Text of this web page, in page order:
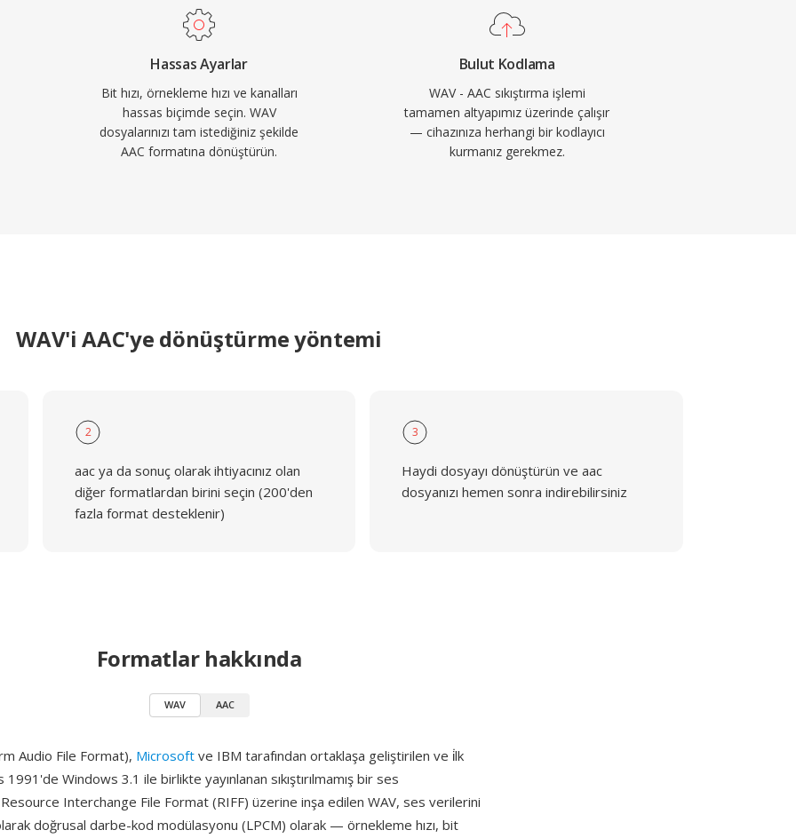
Üçüncü olarak,
oynatıcının AAC
işlemesini sağlar.
Hassas Ayarlar
Bit hızı, örnekleme hızı ve kanalları
hassas biçimde seçin. WAV
dosyalarınızı tam istediğiniz şekilde
AAC formatına dönüştürün.
Bulut Kodlama
WAV - AAC sıkıştırma işlemi
tamamen altyapımız üzerinde çalışır
— cihazınıza herhangi bir kodlayıcı
kurmanız gerekmez.
WAV'i AAC'ye dönüştürme yöntemi
2
aac ya da sonuç olarak ihtiyacınız olan
diğer formatlardan birini seçin (200'den
fazla format desteklenir)
3
Haydi dosyayı dönüştürün ve aac
dosyanızı hemen sonra indirebilirsiniz
Formatlar hakkında
WAV AAC
Audio File Format), Microsoft ve IBM tarafından ortaklaşa geliştirilen ve i̇lk
Windows 3.1 ile birlikte yayınlanan sıkıştırılmamış bir ses
Resource Interchange File Format (RIFF) üzerine inşa edilen WAV, ses verilerini
doğrusal darbe-kod modülasyonu (LPCM) olarak — örnekleme hızı, bit